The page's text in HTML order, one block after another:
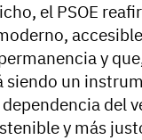
el PSOE
y
un
del
y más